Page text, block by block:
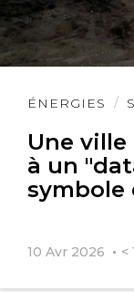
ÉNERGIES
Une
à un
symbole
10 Avr 2026 <
Lire